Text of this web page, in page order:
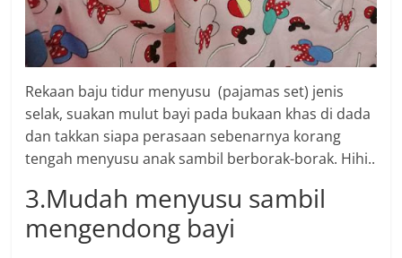
Rekaan baju tidur menyusu (pajamas set) jenis
selak, suakan mulut bayi pada bukaan khas di dada
dan takkan siapa perasaan sebenarnya korang
tengah menyusu anak sambil berborak-borak. Hihi..
3.Mudah menyusu sambil
mengendong bayi